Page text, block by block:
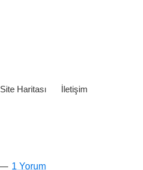
Site Haritası İletişim
1 Yorum